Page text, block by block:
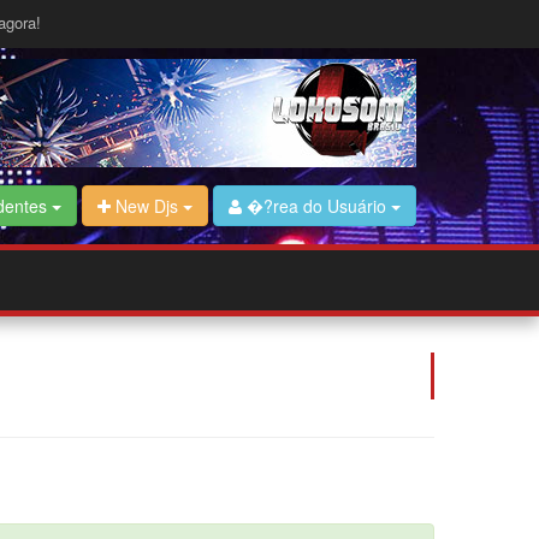
New Djs �?rea do Usuário